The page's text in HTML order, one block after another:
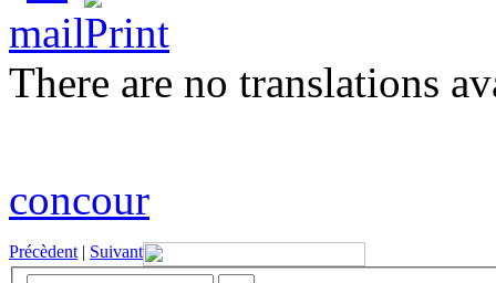
There are no translations
concour
Précèdent | Suivant